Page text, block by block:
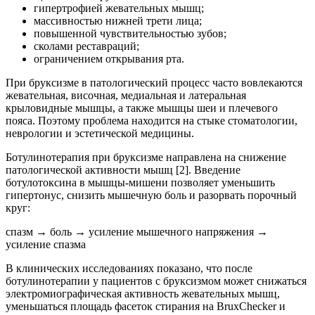
гипертрофией жевательных мышц;
массивностью нижней трети лица;
повышенной чувствительностью зубов;
сколами реставраций;
ограничением открывания рта.
При бруксизме в патологический процесс часто вовлекаются
жевательная, височная, медиальная и латеральная
крыловидные мышцы, а также мышцы шеи и плечевого
пояса. Поэтому проблема находится на стыке стоматологии,
неврологии и эстетической медицины.
Ботулинотерапия при бруксизме направлена на снижение
патологической активности мышц [2]. Введение
ботулотоксина в мышцы-мишени позволяет уменьшить
гипертонус, снизить мышечную боль и разорвать порочный
круг:
спазм → боль → усиление мышечного напряжения →
усиление спазма
В клинических исследованиях показано, что после
ботулинотерапии у пациентов с бруксизмом может снижаться
электромиографическая активность жевательных мышц,
уменьшаться площадь фасеток стирания на BruxChecker и